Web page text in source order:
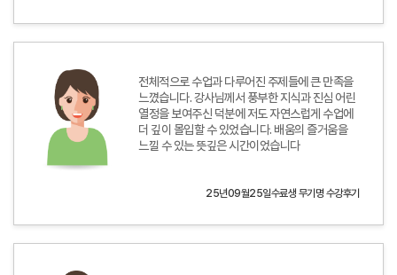
전체적으로 수업과 다루어진 주제들에 큰 만족을
느꼈습니다. 강사님께서 풍부한 지식과 진심 어린
열정을 보여주신 덕분에 저도 자연스럽게 수업에
더 깊이 몰입할 수 있었습니다. 배움의 즐거움을
느낄 수 있는 뜻깊은 시간이었습니다
25년09월25일수료생 무기명 수강후기